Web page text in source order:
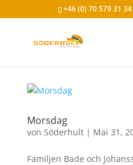
+46 (0) 70 579 31 34
Morsdag
von Söderhult| Mai 31,
Familjen Bade och